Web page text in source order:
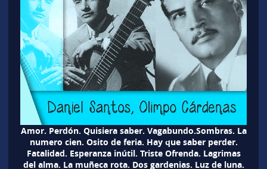
Amor. Perdón. Quisiera saber. Vagabundo.Sombras. La
numero cien. Osito de feria. Hay que saber perder.
Fatalidad. Esperanza inútil. Triste Ofrenda. Lagrimas
del alma. La muñeca rota. Dos gardenias. Luz de luna.